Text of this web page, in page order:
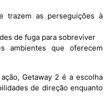
trazem as perseguições à
de fuga para sobreviver
ambientes que oferecem
Getaway 2 é a escolha
de direção enquanto